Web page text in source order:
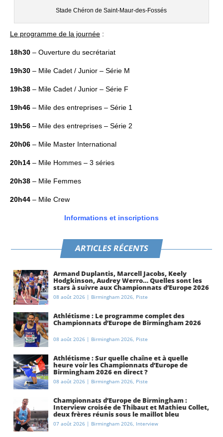
Stade Chéron de Saint-Maur-des-Fossés
Le programme de la journée :
18h30 – Ouverture du secrétariat
19h30 – Mile Cadet / Junior – Série M
19h38 – Mile Cadet / Junior – Série F
19h46 – Mile des entreprises – Série 1
19h56 – Mile des entreprises – Série 2
20h06 – Mile Master International
20h14 – Mile Hommes – 3 séries
20h38 – Mile Femmes
20h44 – Mile Crew
Informations et inscriptions
ARTICLES RÉCENTS
Armand Duplantis, Marcell Jacobs, Keely
Hodgkinson, Audrey Werro… Quelles sont les
stars à suivre aux Championnats d’Europe 2026
à Birmingham ?
08 août 2026 | Birmingham 2026 Piste
Athlétisme : Le programme complet des
Championnats d’Europe de Birmingham 2026
08 août 2026 | Birmingham 2026 Piste
Athlétisme : Sur quelle chaîne et à quelle
heure voir les Championnats d’Europe de
Birmingham 2026 en direct ?
08 août 2026 | Birmingham 2026 Piste
Championnats d’Europe de Birmingham :
Interview croisée de Thibaut et Mathieu Collet,
deux frères réunis sous le maillot bleu
07 août 2026 | Birmingham 2026 Interview